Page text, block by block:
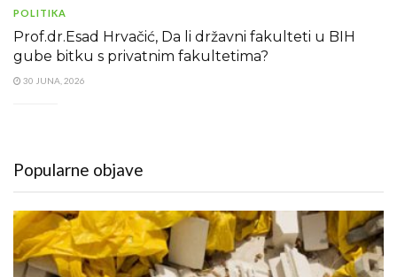
POLITIKA
Prof.dr.Esad Hrvačić, Da li državni fakulteti u BIH
gube bitku s privatnim fakultetima?
30 JUNA, 2026
Popularne objave